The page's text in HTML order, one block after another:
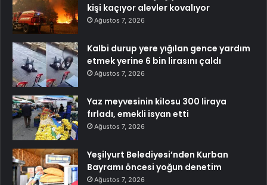
kişi kaçıyor alevler kovalıyor
Ağustos 7, 2026
Kalbi durup yere yığılan gence yardım
etmek yerine 6 bin lirasını çaldı
Ağustos 7, 2026
Yaz meyvesinin kilosu 300 liraya
fırladı, emekli isyan etti
Ağustos 7, 2026
Yeşilyurt Belediyesi’nden Kurban
Bayramı öncesi yoğun denetim
Ağustos 7, 2026